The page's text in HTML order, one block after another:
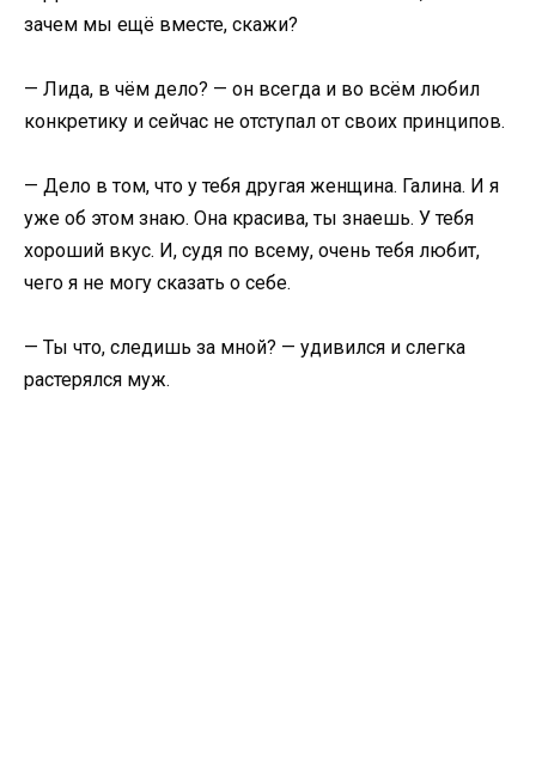
зачем мы ещё вместе, скажи?
— Лида, в чём дело? — он всегда и во всём любил
конкретику и сейчас не отступал от своих принципов.
— Дело в том, что у тебя другая женщина. Галина. И я
уже об этом знаю. Она красива, ты знаешь. У тебя
хороший вкус. И, судя по всему, очень тебя любит,
чего я не могу сказать о себе.
— Ты что, следишь за мной? — удивился и слегка
растерялся муж.